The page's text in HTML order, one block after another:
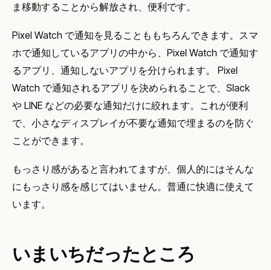
ま移動することから解放され、便利です。
Pixel Watch で通知を見ることももちろんできます。スマ
ホで通知しているアプリの中から、Pixel Watch で通知す
るアプリ、通知しないアプリを分けられます。 Pixel
Watch で通知されるアプリを決められることで、Slack
や LINE などの必要な通知だけに絞れます。これが便利
で、小さなディスプレイが不要な通知で埋まるのを防ぐ
ことができます。
もっさり感があると言われてますが、個人的にはそんな
にもっさり感を感じてはいません。普通に快適に使えて
います。
いまいちだったところ